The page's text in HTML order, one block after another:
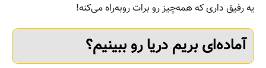
یه رفیق داری که همه‌چیز رو برات روبه‌راه می‌کنه!
آماده‌ای بریم دریا رو ببینیم؟